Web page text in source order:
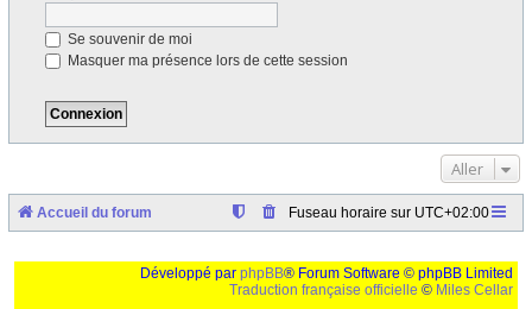
Se souvenir de moi
Masquer ma présence lors de cette session
Aller
Accueil du forum Fuseau horaire sur UTC+02:00
Développé par phpBB® Forum Software © phpBB Limited
Traduction française officielle © Miles Cellar